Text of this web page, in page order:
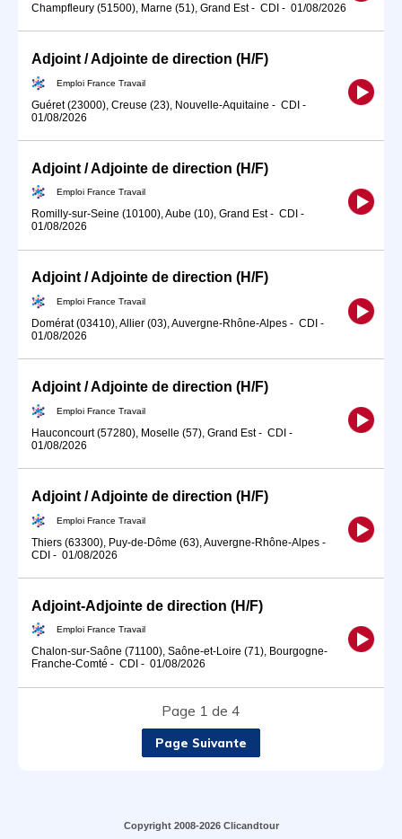
Champfleury (51500), Marne (51), Grand Est- CDI - 01/08/2026
Adjoint / Adjointe de direction (H/F)
Emploi France Travail
Guéret (23000), Creuse (23), Nouvelle-Aquitaine - CDI -
01/08/2026
Adjoint / Adjointe de direction (H/F)
Emploi France Travail
Romilly-sur-Seine (10100), Aube (10), Grand Est- CDI -
01/08/2026
Adjoint / Adjointe de direction (H/F)
Emploi France Travail
Domérat (03410), Allier (03), Auvergne-Rhône-Alpes - CDI -
01/08/2026
Adjoint / Adjointe de direction (H/F)
Emploi France Travail
Hauconcourt (57280), Moselle (57), Grand Est- CDI -
01/08/2026
Adjoint / Adjointe de direction (H/F)
Emploi France Travail
Thiers (63300), Puy-de-Dôme (63), Auvergne-Rhône-Alpes -
CDI - 01/08/2026
Adjoint-Adjointe de direction (H/F)
Emploi France Travail
Chalon-sur-Saône (71100), Saône-et-Loire (71), Bourgogne-
Franche-Comté - CDI - 01/08/2026
Page 1 de 4
Page Suivante
Copyright 2008-2026 Clicandtour